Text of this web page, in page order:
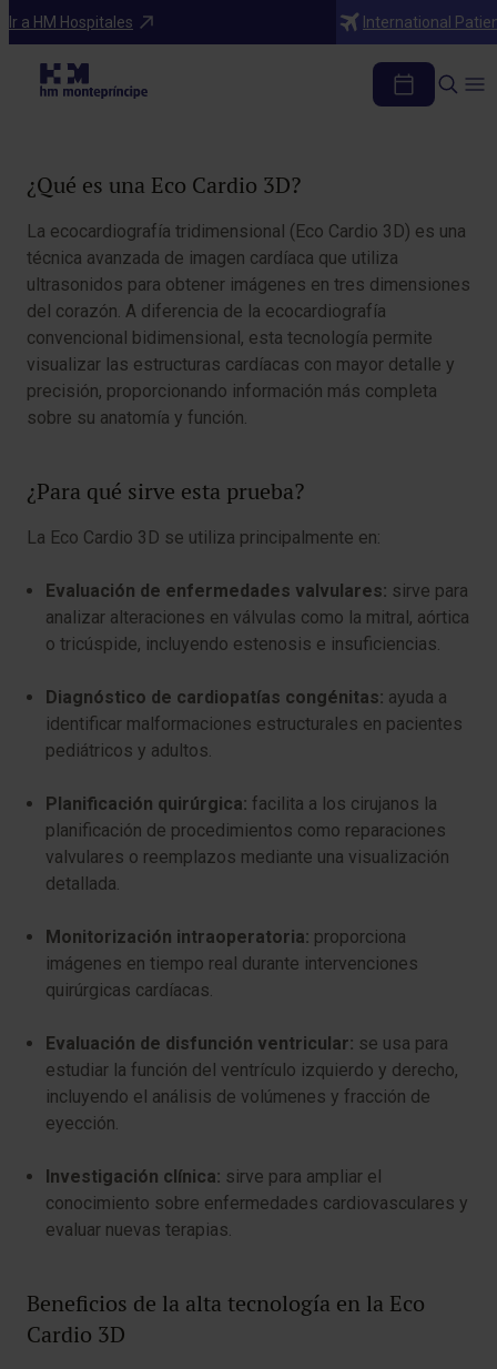
Ir a HM Hospitales International
Diagnosticos
Eco cardio 3D
¿Qué es una Eco Cardio 3D?
La ecocardiografía tridimensional (Eco Cardio 3D) es una
técnica avanzada de imagen cardíaca que utiliza
ultrasonidos para obtener imágenes en tres dimensiones
del corazón. A diferencia de la ecocardiografía
convencional bidimensional, esta tecnología permite
visualizar las estructuras cardíacas con mayor detalle y
precisión, proporcionando información más completa
sobre su anatomía y función.
¿Para qué sirve esta prueba?
La Eco Cardio 3D se utiliza principalmente en:
Evaluación de enfermedades valvulares: sirve para
analizar alteraciones en válvulas como la mitral, aórtica
o tricúspide, incluyendo estenosis e insuficiencias.
Diagnóstico de cardiopatías congénitas: ayuda a
identificar malformaciones estructurales en pacientes
pediátricos y adultos.
Planificación quirúrgica: facilita a los cirujanos la
planificación de procedimientos como reparaciones
valvulares o reemplazos mediante una visualización
detallada.
Monitorización intraoperatoria: proporciona
imágenes en tiempo real durante intervenciones
quirúrgicas cardíacas.
Evaluación de disfunción ventricular: se usa para
estudiar la función del ventrículo izquierdo y derecho,
incluyendo el análisis de volúmenes y fracción de
eyección.
Investigación clínica: sirve para ampliar el
conocimiento sobre enfermedades cardiovasculares y
evaluar nuevas terapias.
Beneficios de la alta tecnología en la Eco
Cardio 3D